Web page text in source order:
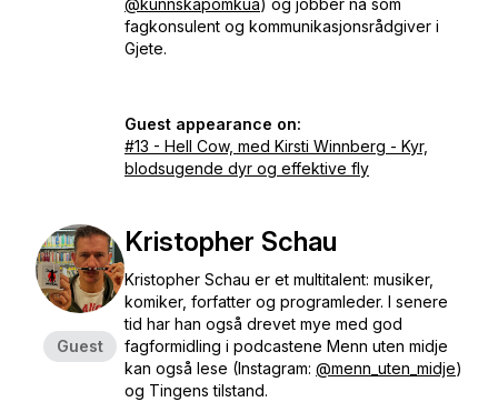
@kunnskapomkua) og jobber nå som
fagkonsulent og kommunikasjonsrådgiver i
Gjete.
Guest appearance on:
#13 - Hell Cow, med Kirsti Winnberg - Kyr,
blodsugende dyr og effektive fly
Guest
Kristopher Schau
Kristopher Schau er et multitalent: musiker,
komiker, forfatter og programleder. I senere
tid har han også drevet mye med god
fagformidling i podcastene Menn uten midje
kan også lese (Instagram: @menn_uten_midje)
og Tingens tilstand.